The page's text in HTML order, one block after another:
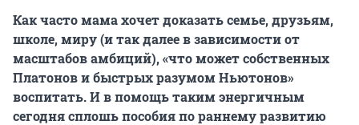
Как часто мама хочет доказать семье, друзьям,
школе, миру (и так далее в зависимости от
масштабов амбиций), «что может собственных
Платонов и быстрых разумом Ньютонов»
воспитать. И в помощь таким энергичным
сегодня сплошь пособия по раннему развитию